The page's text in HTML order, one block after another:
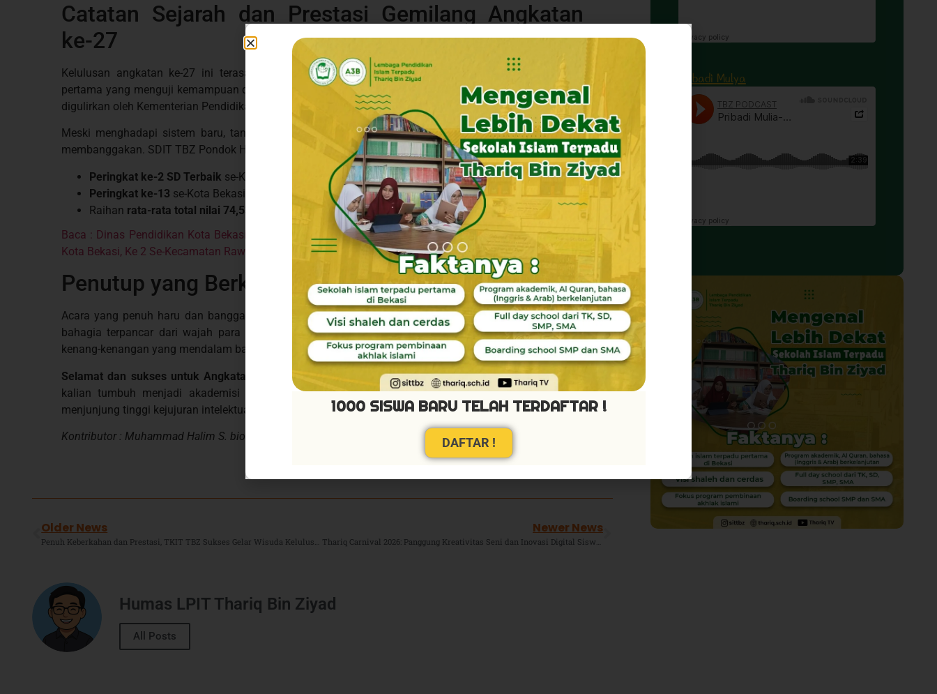
Catatan Sejarah dan Prestasi Gemilang Angkatan
ke-27
Kelulusan angkatan ke-27 ini terasa sangat istimewa dan bersejarah. Mereka merupakan angkatan
pertama yang menguji kemampuan diri dalam sistem
Tes Kemampuan Akademik (TKA)yang baru saja
digulirkan oleh Kementerian Pendidikan Dasar dan Menengah (Kemendikdasmen).
Meski menghadapi sistem baru, tantangan ini berhasil dijawab dengan torehan prestasi yang sangat
membanggakan. SDIT TBZ Pondok Hijau Permai berhasil meraih:
Peringkat ke-2 SD Terbaik se-Kecamatan Rawalumbu.
Peringkat ke-13 se-Kota Bekasi.
Raihan rata-rata total nilai 74,53
Baca : Dinas Pendidikan Kota Bekasi : SDIT TBZ Pondok Hijau Permai Sukses Tembus Peringkat 13 Se-
Kota Bekasi, Ke 2 Se-Kecamatan Rawalumbu
Penutup yang Berkesan
Acara yang penuh haru dan bangga ini akhirnya ditutup dengan doa serta sesi foto bersama. Senyum
bahagia terpancar dari wajah para wisudawan, orang tua, dan majelis guru yang hadir, menciptakan
kenang-kenangan yang mendalam bagi seluruh keluarga besar sekolah.
Selamat dan sukses untuk Angkatan ke-27 SDIT TBZ Pondok Hijau Permai!Semoga di masa depan
kalian tumbuh menjadi akademisi sejati yang selalu berpikir objektif, kritis, logis, serta senantiasa
menjunjung tinggi kejujuran intelektual. Amiin.
Kontributor : Muhammad Halim S. biotek (Guru SDIT TBZ Pondok Hijau Permai )
Older News
Penuh Keberkahan dan Prestasi, TKIT TBZ Sukses Gelar Wisuda Kelulusan dan Tahsin Tahfidz TP 2025-2026
Newer News
Thariq Carnival 2026: Panggung Kreativitas Seni dan Inovasi Digital Siswa SMPIT Thariq Bin Ziyad
Humas LPIT Thariq Bin Ziyad
All Posts
Pribadi Mulya
1000 SISWA BARU TELAH TERDAFTAR !
DAFTAR !